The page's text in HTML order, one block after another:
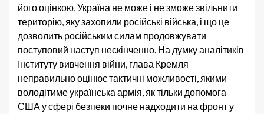
його оцінкою, Україна не може і не зможе звільнити
територію, яку захопили російські війська, і що це
дозволить російським силам продовжувати
поступовий наступ нескінченно. На думку аналітиків
Інституту вивчення війни, глава Кремля
неправильно оцінює тактичні можливості, якими
володітиме українська армія, як тільки допомога
США у сфері безпеки почне надходити на фронт у